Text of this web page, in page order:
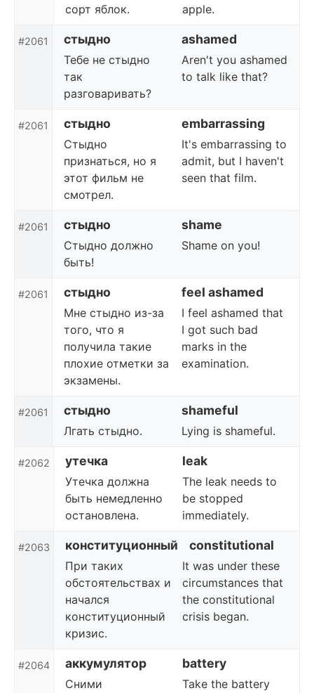
сорт яблок.
apple.
#2061 стыдно ashamed
Тебе не стыдно
так
разговаривать?
Aren't you ashamed
to talk like that?
#2061 стыдно embarrassing
Стыдно
признаться, но я
этот фильм не
смотрел.
It's embarrassing to
admit, but I haven't
seen that film.
#2061 стыдно shame
Стыдно должно
быть!
Shame on you!
#2061 стыдно feel ashamed
Мне стыдно из-за
того, что я
получила такие
плохие отметки за
экзамены.
I feel ashamed that
I got such bad
marks in the
examination.
#2061 стыдно shameful
Лгать стыдно. Lying is shameful.
#2062 утечка leak
Утечка должна
быть немедленно
остановлена.
The leak needs to
be stopped
immediately.
#2063 конституционный constitutional
При таких
обстоятельствах и
начался
конституционный
кризис.
It was under these
circumstances that
the constitutional
crisis began.
#2064 аккумулятор battery
Сними
Take the battery